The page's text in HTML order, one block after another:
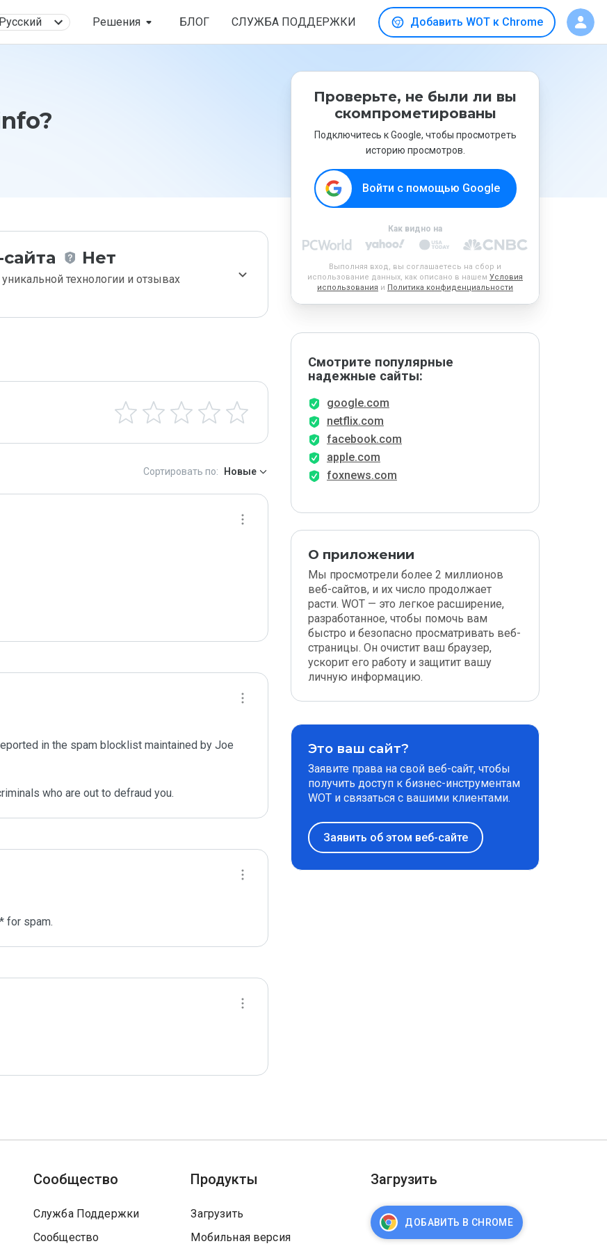
Русский Решения БЛОГ СЛУЖБА ПОДДЕРЖКИ Добавить WOT к Chrome
Нет
технологии и отзывах
Сортировать по: Новые
in the spam blocklist maintained by Joe
who are out to defraud you.
for spam.
Проверьте, не были ли вы
скомпрометированы
Подключитесь к Google, чтобы просмотреть
историю просмотров.
Войти с помощью Google
Как видно на
Выполняя вход, вы соглашаетесь на сбор и
использование данных, как описано в нашем Условия
использования и Политика конфиденциальности
Смотрите популярные
надежные сайты:
google.com
netflix.com
facebook.com
apple.com
foxnews.com
О приложении
Мы просмотрели более 2 миллионов
веб-сайтов, и их число продолжает
расти. WOT — это легкое расширение,
разработанное, чтобы помочь вам
быстро и безопасно просматривать веб-
страницы. Он очистит ваш браузер,
ускорит его работу и защитит вашу
личную информацию.
Это ваш сайт?
Заявите права на свой веб-сайт, чтобы
получить доступ к бизнес-инструментам
WOT и связаться с вашими клиентами.
Заявить об этом веб-сайте
Сообщество
Служба Поддержки
Сообщество
Продукты
Загрузить
Мобильная версия
Загрузить
ДОБАВИТЬ В CHROME